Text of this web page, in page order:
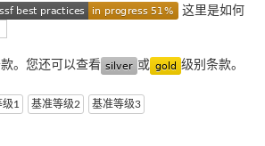
这里是如何
。您还可以查看 或 级别条款。
级1 基准等级2 基准等级3